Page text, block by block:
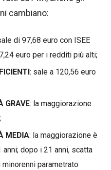
cambiano:
di 97,68 euro con ISEE
euro per i redditi più alti;
: sale a 120,56 euro
GRAVE: la maggiorazione
MEDIA: la maggiorazione è
dopo i 21 anni, scatta
parametrato